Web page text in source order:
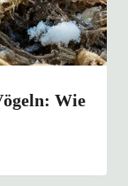
Wie